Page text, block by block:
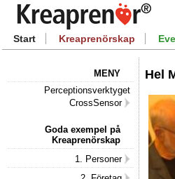
Start Kreaprenörskap
MENY
Perceptionsverktyget
CrossSensor
Goda exempel på
Kreaprenörskap
1. Personer
Hel